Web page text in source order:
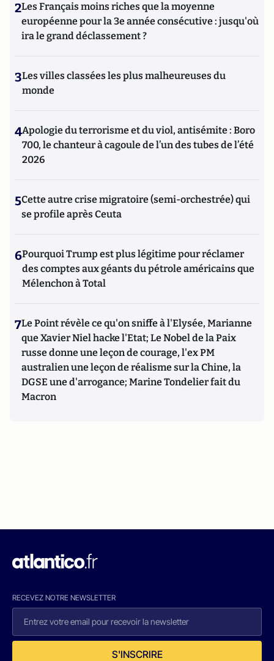
2Les Français moins riches que la moyenne
européenne pour la 3e année consécutive : jusqu'où
ira le grand déclassement ?
3Les villes classées les plus malheureuses du
monde
4Apologie du terrorisme et du viol, antisémite : Boro
700, le chanteur à cagoule de l’un des tubes de l’été
2026
5Cette autre crise migratoire (semi-orchestrée) qui
se profile après Ceuta
6Pourquoi Trump est plus légitime pour réclamer
des comptes aux géants du pétrole américains que
Mélenchon à Total
7Le Point révèle ce qu'on sniffe à l'Elysée, Marianne
que Xavier Niel hacke l'Etat; Le Nobel de la Paix
russe donne une leçon de courage, l'ex PM
australien une leçon de réalisme sur la Chine, la
DGSE une d'arrogance; Marine Tondelier fait du
Macron
RECEVEZ NOTRE NEWSLETTER
S'INSCRIRE